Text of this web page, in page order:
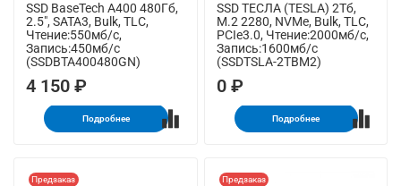
SSD BaseTech A400 480Гб,
2.5", SATA3, Bulk, TLC,
Чтение:550мб/с,
Запись:450мб/с
(SSDBTA400480GN)
4 150 ₽
Подробнее
SSD ТЕСЛА (TESLA) 2Тб,
M.2 2280, NVMe, Bulk, TLC,
PCIe3.0, Чтение:2000мб/с,
Запись:1600мб/с
(SSDTSLA-2TBM2)
0 ₽
Подробнее
Предзаказ Предзаказ